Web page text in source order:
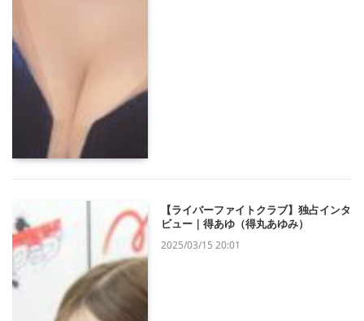
【ライバーファイトクラブ】独占インタ
ビュー｜得あゆ（得丸あゆみ）
2025/03/15 20:01